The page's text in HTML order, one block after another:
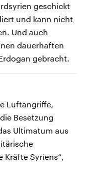
geschickt
und kann nicht
Und auch
dauerhaften
gebracht.
Luftangriffe,
Besetzung
Ultimatum aus
Kräfte Syriens“,